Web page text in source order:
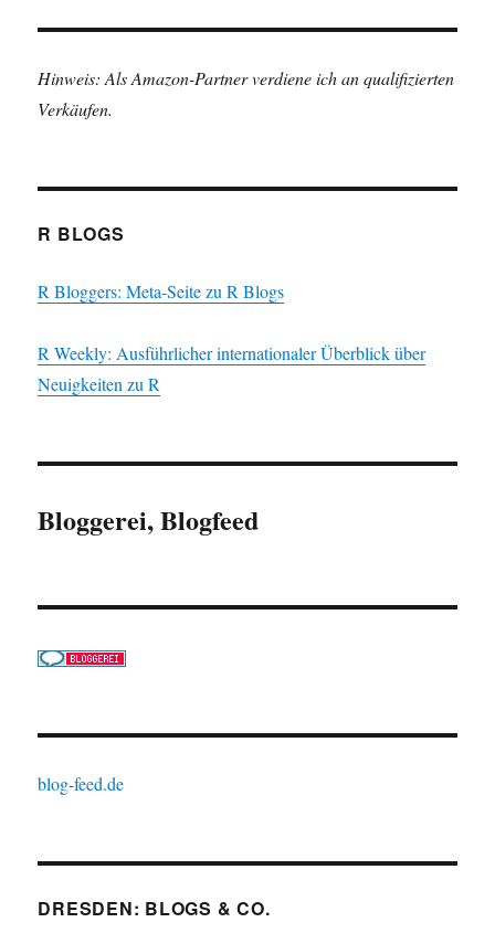
Hinweis: Als Amazon-Partner verdiene ich an qualifizierten
Verkäufen.
R BLOGS
R Bloggers: Meta-Seite zu R Blogs
R Weekly: Ausführlicher internationaler Überblick über
Neuigkeiten zu R
Bloggerei, Blogfeed
blog-feed.de
DRESDEN: BLOGS & CO.